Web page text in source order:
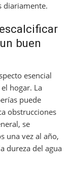
diariamente.
buen
esencial
hogar. La
puede
obstrucciones
se
una vez al año,
dureza del agua